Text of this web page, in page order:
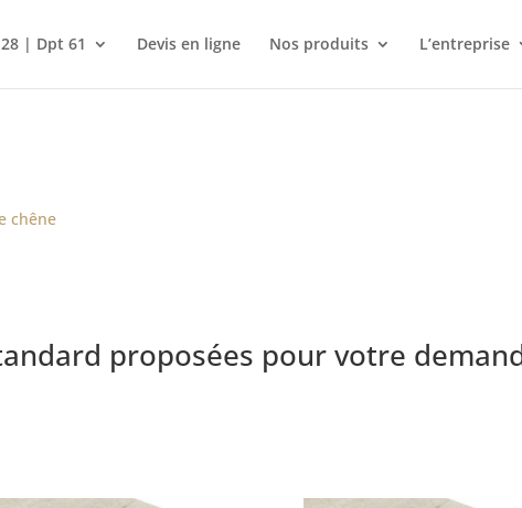
| Dpt 61 Devis en ligne Nos produits L’entreprise
chêne
proposées pour votre